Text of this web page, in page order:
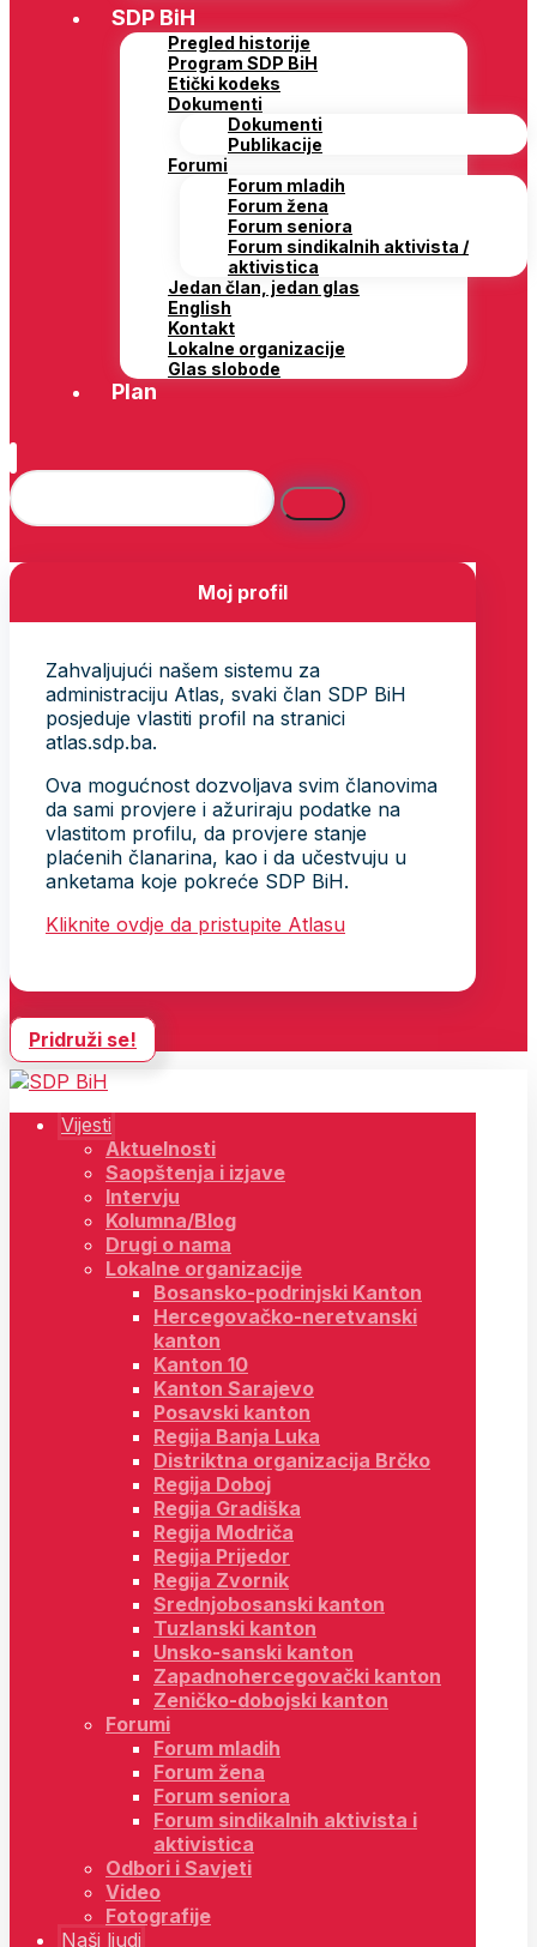
SDP BiH
Pregled historije
Program SDP BiH
Etički kodeks
Dokumenti
Dokumenti
Publikacije
Forumi
Forum mladih
Forum žena
Forum seniora
Forum sindikalnih aktivista /
aktivistica
Jedan član, jedan glas
English
Kontakt
Lokalne organizacije
Glas slobode
Plan
Moj profil
Zahvaljujući našem sistemu za
administraciju Atlas, svaki član SDP BiH
posjeduje vlastiti profil na stranici
atlas.sdp.ba.
Ova mogućnost dozvoljava svim članovima
da sami provjere i ažuriraju podatke na
vlastitom profilu, da provjere stanje
plaćenih članarina, kao i da učestvuju u
anketama koje pokreće SDP BiH.
Kliknite ovdje da pristupite Atlasu
Pridruži se!
Vijesti
Aktuelnosti
Saopštenja i izjave
Intervju
Kolumna/Blog
Drugi o nama
Lokalne organizacije
Bosansko-podrinjski Kanton
Hercegovačko-neretvanski
kanton
Kanton 10
Kanton Sarajevo
Posavski kanton
Regija Banja Luka
Distriktna organizacija Brčko
Regija Doboj
Regija Gradiška
Regija Modriča
Regija Prijedor
Regija Zvornik
Srednjobosanski kanton
Tuzlanski kanton
Unsko-sanski kanton
Zapadnohercegovački kanton
Zeničko-dobojski kanton
Forumi
Forum mladih
Forum žena
Forum seniora
Forum sindikalnih aktivista i
aktivistica
Odbori i Savjeti
Video
Fotografije
Naši ljudi